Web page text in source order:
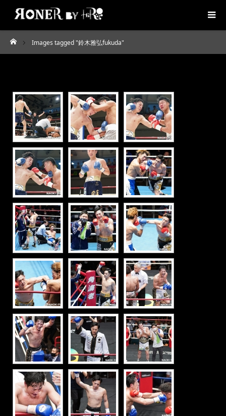
ホーム
Images tagged "鈴木雅弘fukuda"